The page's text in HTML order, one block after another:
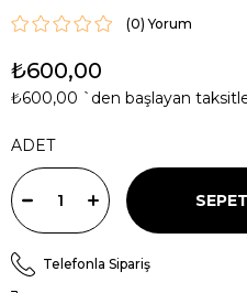
(0)
₺600,00
₺600,00 `den başlayan
ADET
Telefonla Sipariş